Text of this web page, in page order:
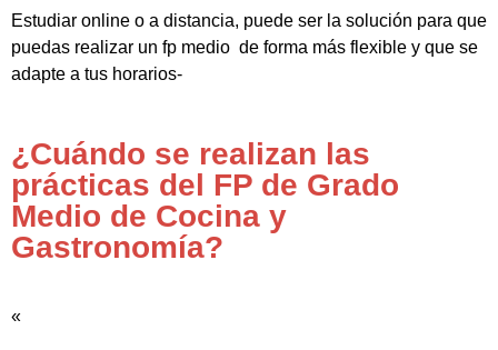
Estudiar online o a distancia, puede ser la solución para que
puedas realizar un fp medio de forma más flexible y que se
adapte a tus horarios-
¿Cuándo se realizan las
prácticas del FP de Grado
Medio de Cocina y
Gastronomía?
«